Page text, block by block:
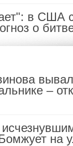
в США
о
–
на